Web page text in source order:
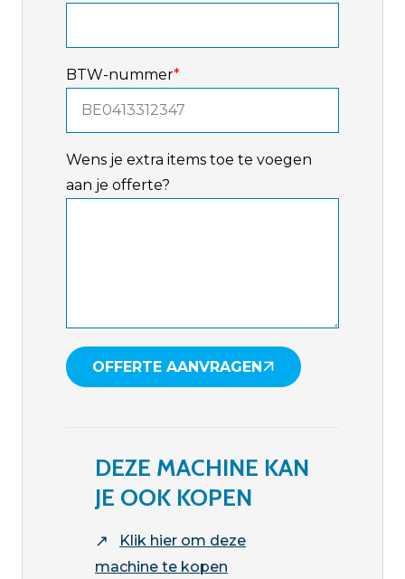
BTW-nummer*
Wens je extra items toe te voegen
aan je offerte?
OFFERTE AANVRAGEN
DEZE MACHINE KAN
JE OOK KOPEN
↗
Klik hier om deze
machine te kopen